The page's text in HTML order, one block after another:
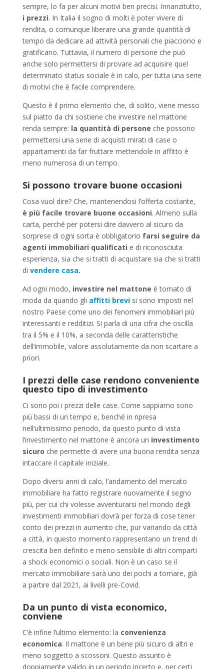
sempre, lo fa per alcuni motivi ben precisi. Innanzitutto,
i prezzi. In Italia il sogno di molti è poter vivere di
rendita, o comunque liberare una grande quantità di
tempo da dedicare ad attività personali che piacciono e
gratificano. Tuttavia, il numero di persone che può
anche solo permettersi di provare ad acquisire quel
determinato status sociale è in calo, per tutta una serie
di motivi che è facile comprendere.
Questo è il primo elemento che, di solito, viene messo
sul piatto da chi sostiene che investire nel mattone
renda sempre: la quantità di persone che possono
permettersi una serie di acquisti mirati di case o
appartamenti da far fruttare mettendole in affitto è
meno numerosa di un tempo.
Si possono trovare buone occasioni
Cosa vuol dire? Che, mantenendosi l’offerta costante,
è più facile trovare buone occasioni. Almeno sulla
carta, perché per potersi dire davvero al sicuro da
sorprese di ogni sorta è obbligatorio farsi seguire da
agenti immobiliari qualificati e di riconosciuta
esperienza, sia che si tratti di acquistare sia che si tratti
di vendere casa.
Ad ogni modo, investire nel mattone è tornato di
moda da quando gli affitti brevisi sono imposti nel
nostro Paese come uno dei fenomeni immobiliari più
interessanti e redditizi. Si parla di una cifra che oscilla
tra il 5% e il 10%, a seconda delle caratteristiche
dell’immobile, valore assolutamente da non scartare a
priori.
I prezzi delle case rendono conveniente
questo tipo di investimento
Ci sono poi i prezzi delle case. Come sappiamo sono
più bassi di un tempo e, benché in ripresa
nell’ultimissimo periodo, da questo punto di vista
l’investimento nel mattone è ancora un investimento
sicuro che permette di avere una buona rendita senza
intaccare il capitale iniziale.
Dopo diversi anni di calo, l’andamento del mercato
immobiliare ha fatto registrare nuovamente il segno
più, per cui chi volesse avventurarsi nel mondo degli
investimenti immobiliari dovrà per forza di cose tener
conto dei prezzi in aumento che, pur variando da città
a città, in questo momento rappresentano un trend di
crescita ben definito e meno sensibile di altri comparti
a shock economici o sociali. Non è un caso se il
mercato immobiliare sarà uno dei pochi a tornare, già
a partire dal 2021, ai livelli pre-Covid.
Da un punto di vista economico,
conviene
C’è infine l’ultimo elemento: la convenienza
economica. Il mattone è un bene più sicuro di altri e
meno soggetto a scossoni. Questo assunto è
doppiamente valido in un periodo incerto e, per certi